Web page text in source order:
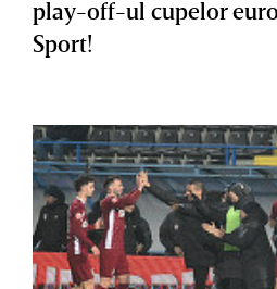
play-off-ul cupelor
Sport!